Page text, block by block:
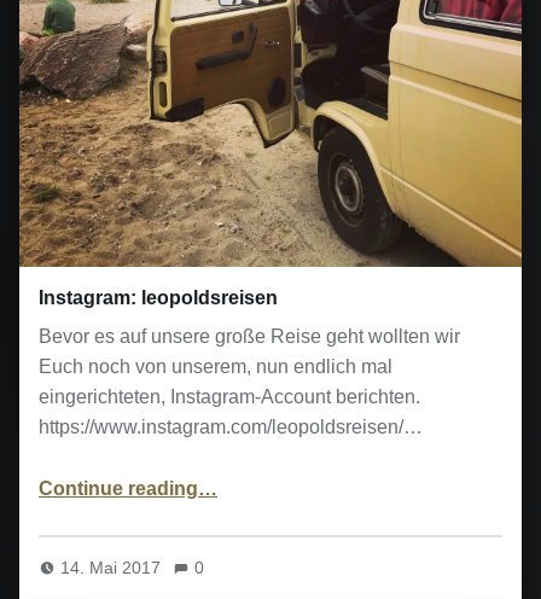
Instagram: leopoldsreisen
Bevor es auf unsere große Reise geht wollten wir
Euch noch von unserem, nun endlich mal
eingerichteten, Instagram-Account berichten.
https://www.instagram.com/leopoldsreisen/…
Continue reading…
14. Mai 2017 0